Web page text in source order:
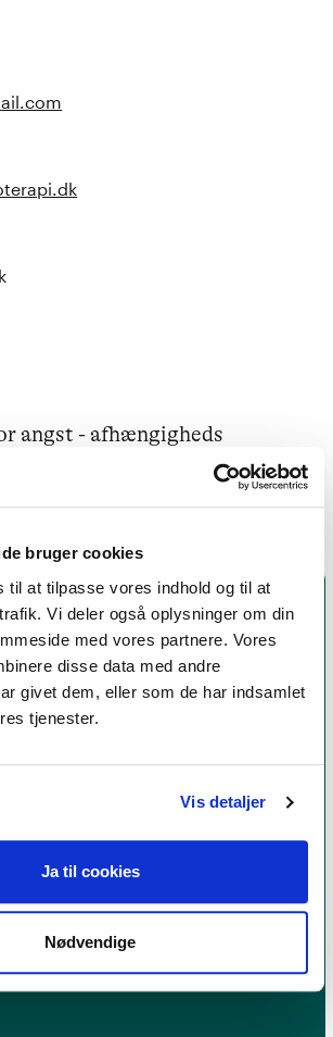
bruger cookies
til at tilpasse vores indhold og til at
Vi deler også oplysninger om din
med vores partnere. Vores
disse data med andre
givet dem, eller som de har indsamlet
tjenester.
Vis detaljer
Ja til cookies
Nødvendige
angst - afhængigheds
- stress - traumer
Alle vores medlemmer skal
kriterier om uddannelse og
lov til at kalde sigpsykoterapeut